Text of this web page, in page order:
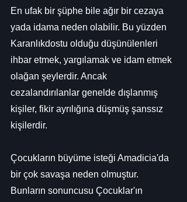
En ufak bir şüphe bile ağır bir cezaya
yada idama neden olabilir. Bu yüzden
Karanlıkdostu olduğu düşünülenleri
ihbar etmek, yargılamak ve idam etmek
olağan şeylerdir. Ancak
cezalandırılanlar genelde dışlanmış
kişiler, fikir ayrılığına düşmüş şanssız
kişilerdir.
Çocukların büyüme isteği Amadicia'da
bir çok savaşa neden olmuştur.
Bunların sonuncusu Çocuklar'ın